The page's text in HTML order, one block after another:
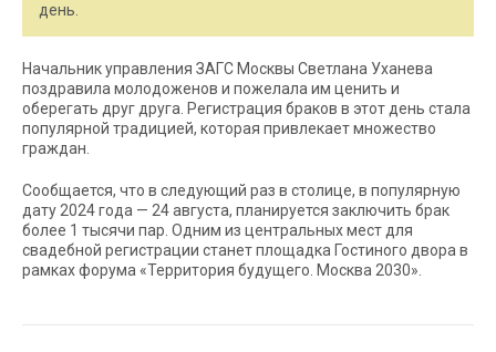
день.
Начальник управления ЗАГС Москвы Светлана Уханева
поздравила молодоженов и пожелала им ценить и
оберегать друг друга. Регистрация браков в этот день стала
популярной традицией, которая привлекает множество
граждан.
Сообщается, что в следующий раз в столице, в популярную
дату 2024 года — 24 августа, планируется заключить брак
более 1 тысячи пар. Одним из центральных мест для
свадебной регистрации станет площадка Гостиного двора в
рамках форума «Территория будущего. Москва 2030».